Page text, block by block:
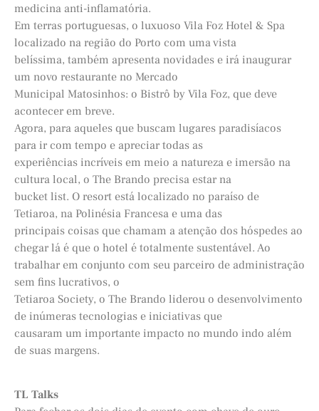
medicina anti-inflamatória.
Em terras portuguesas, o luxuoso Vila Foz Hotel & Spa
localizado na região do Porto com uma vista
belíssima, também apresenta novidades e irá inaugurar
um novo restaurante no Mercado
Municipal Matosinhos: o Bistrô by Vila Foz, que deve
acontecer em breve.
Agora, para aqueles que buscam lugares paradisíacos
para ir com tempo e apreciar todas as
experiências incríveis em meio a natureza e imersão na
cultura local, o The Brando precisa estar na
bucket list. O resort está localizado no paraíso de
Tetiaroa, na Polinésia Francesa e uma das
principais coisas que chamam a atenção dos hóspedes ao
chegar lá é que o hotel é totalmente sustentável. Ao
trabalhar em conjunto com seu parceiro de administração
sem fins lucrativos, o
Tetiaroa Society, o The Brando liderou o desenvolvimento
de inúmeras tecnologias e iniciativas que
causaram um importante impacto no mundo indo além
de suas margens.
TL Talks